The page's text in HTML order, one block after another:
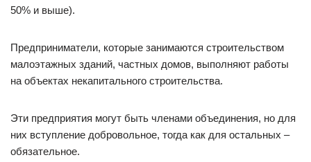
50% и выше).
Предприниматели, которые занимаются строительством
малоэтажных зданий, частных домов, выполняют работы
на объектах некапитального строительства.
Эти предприятия могут быть членами объединения, но для
них вступление добровольное, тогда как для остальных –
обязательное.